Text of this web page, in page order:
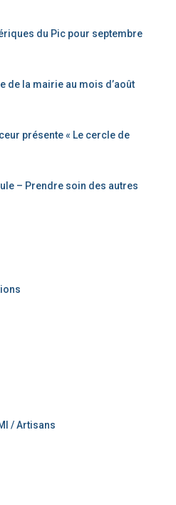
du Pic pour septembre
de la mairie au mois d’août
présente « Le cercle de
– Prendre soin des autres
/ Artisans